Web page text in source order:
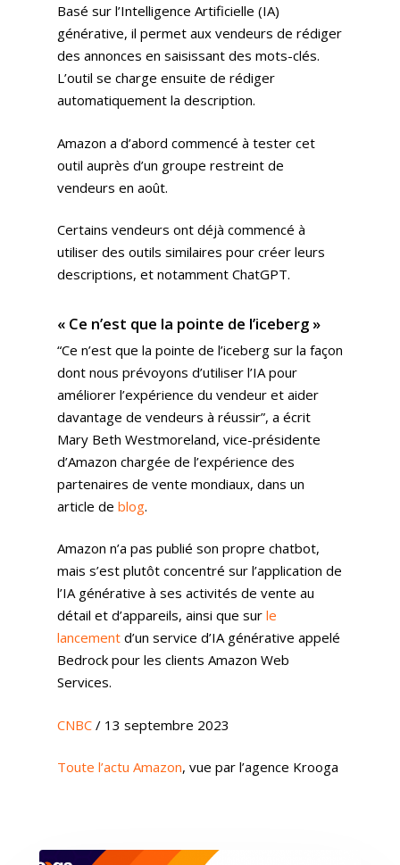
Basé sur l’Intelligence Artificielle (IA)
générative, il permet aux vendeurs de rédiger
des annonces en saisissant des mots-clés.
L’outil se charge ensuite de rédiger
automatiquement la description.
Amazon a d’abord commencé à tester cet
outil auprès d’un groupe restreint de
vendeurs en août.
Certains vendeurs ont déjà commencé à
utiliser des outils similaires pour créer leurs
descriptions, et notamment ChatGPT.
« Ce n’est que la pointe de l’iceberg »
“Ce n’est que la pointe de l’iceberg sur la façon
dont nous prévoyons d’utiliser l’IA pour
améliorer l’expérience du vendeur et aider
davantage de vendeurs à réussir”, a écrit
Mary Beth Westmoreland, vice-présidente
d’Amazon chargée de l’expérience des
partenaires de vente mondiaux, dans un
article de blog.
Amazon n’a pas publié son propre chatbot,
mais s’est plutôt concentré sur l’application de
l’IA générative à ses activités de vente au
détail et d’appareils, ainsi que sur le
lancement d’un service d’IA générative appelé
Bedrock pour les clients Amazon Web
Services.
CNBC / 13 septembre 2023
Toute l’actu Amazon, vue par l’agence Krooga